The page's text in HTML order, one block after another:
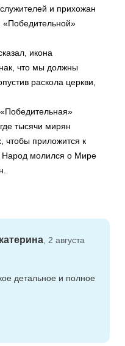
и прихожан
«Победительной»
икона
что мы должны
раскола церкви,
тысячи мирян
чтобы приложится к
Народ молился о Мире
, 2 августа
детальное и полное